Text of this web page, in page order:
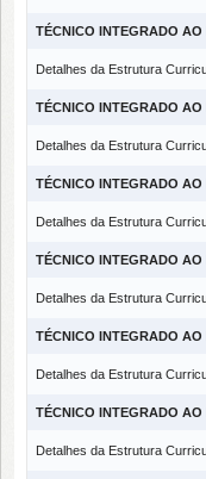
TÉCNICO INTEGRADO
Detalhes da Estrutura
TÉCNICO INTEGRADO
Detalhes da Estrutura
TÉCNICO INTEGRADO
Detalhes da Estrutura
TÉCNICO INTEGRADO
Detalhes da Estrutura
TÉCNICO INTEGRADO
Detalhes da Estrutura
TÉCNICO INTEGRADO
Detalhes da Estrutura